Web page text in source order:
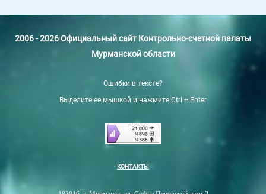
2006 - 2026 Официальный сайт Контрольно-счетной палаты
Мурманской области
Ошибки в тексте?
Выделите ее мышкой и нажмите Ctrl + Enter
КОНТАКТЫ